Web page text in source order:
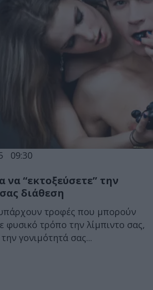
09:30
να “εκτοξεύσετε” την
διάθεση
υπάρχουν τροφές που μπορούν
φυσικό τρόπο την λίμπιντο σας,
γονιμότητά σας...